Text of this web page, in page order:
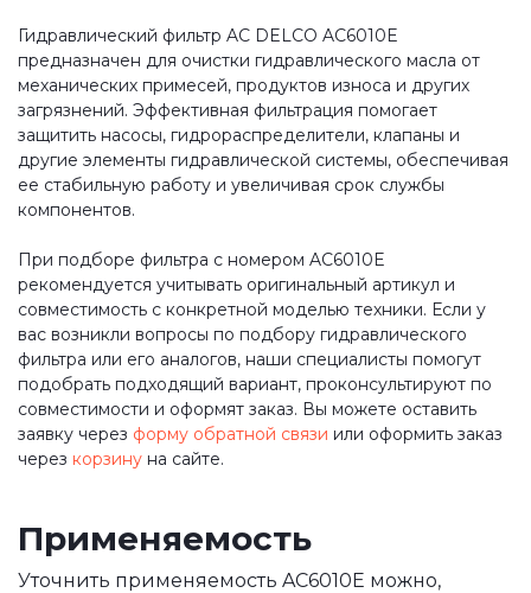
Гидравлический фильтр AC DELCO AC6010E
предназначен для очистки гидравлического масла от
механических примесей, продуктов износа и других
загрязнений. Эффективная фильтрация помогает
защитить насосы, гидрораспределители, клапаны и
другие элементы гидравлической системы, обеспечивая
ее стабильную работу и увеличивая срок службы
компонентов.
При подборе фильтра с номером AC6010E
рекомендуется учитывать оригинальный артикул и
совместимость с конкретной моделью техники. Если у
вас возникли вопросы по подбору гидравлического
фильтра или его аналогов, наши специалисты помогут
подобрать подходящий вариант, проконсультируют по
совместимости и оформят заказ. Вы можете оставить
заявку через форму обратной связи или оформить заказ
через корзину на сайте.
Применяемость
Уточнить применяемость AC6010E можно,